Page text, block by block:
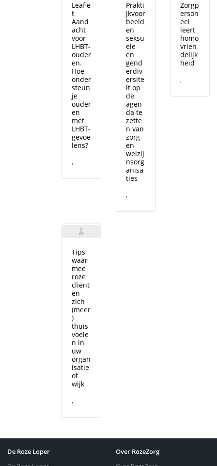
Leafle
t
Aand
acht
voor
LHBT-
ouder
en.
Hoe
onder
steun
je
ouder
en
met
LHBT-
gevoe
lens?
,
Prakti
jkvoor
beeld
en
seksu
ele
en
gend
erdiv
ersite
it op
de
agen
da te
zette
n van
zorg-
en
welzij
nsorg
anisa
ties
,
Zorgp
erson
eel
leert
homo
vrien
delijk
heid
,
Tips
waar
mee
roze
cliënt
en
zich
(meer
)
thuis
voele
n in
uw
organ
isatie
of
wijk
,
De Roze Loper
Over RozeZorg